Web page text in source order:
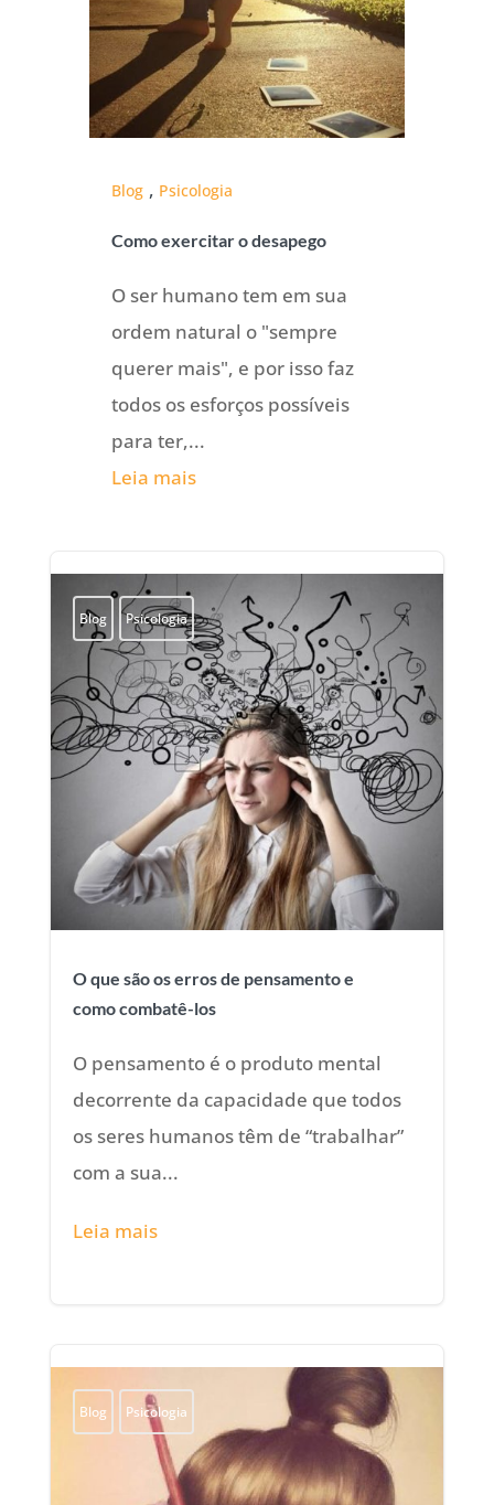
Blog , Psicologia
Como exercitar o desapego
O ser humano tem em sua
ordem natural o "sempre
querer mais", e por isso faz
todos os esforços possíveis
para ter,...
Leia mais
Blog Psicologia
O que são os erros de pensamento e
como combatê-los
O pensamento é o produto mental
decorrente da capacidade que todos
os seres humanos têm de “trabalhar”
com a sua...
Leia mais
Blog Psicologia